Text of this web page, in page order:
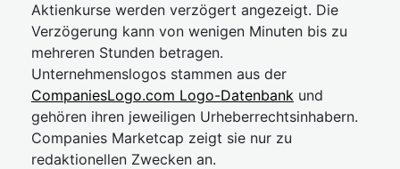
Aktienkurse werden verzögert angezeigt. Die
Verzögerung kann von wenigen Minuten bis zu
mehreren Stunden betragen.
Unternehmenslogos stammen aus der
CompaniesLogo.com Logo-Datenbank und
gehören ihren jeweiligen Urheberrechtsinhabern.
Companies Marketcap zeigt sie nur zu
redaktionellen Zwecken an.